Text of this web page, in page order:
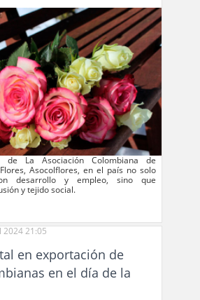
de La Asociación Colombiana de
Asocolflores, en el país no solo
desarrollo y empleo, sino que
y tejido social.
2024 21:05
en exportación de
en el día de la